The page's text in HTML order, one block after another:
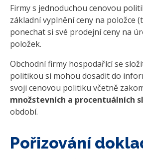
Firmy s jednoduchou cenovou
základní vyplnění ceny na položce
ponechat si své prodejní ceny na
položek.
Obchodní firmy hospodařící se
politikou si mohou dosadit do
svoji cenovou politiku včetně
množstevních a procentuálních
období.
Pořizování